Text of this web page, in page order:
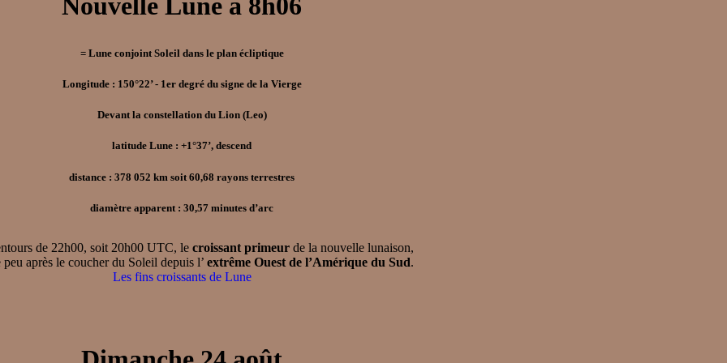
= Lune conjoint Soleil dans le plan écliptique
Longitude : 150°22’ - 1er degré du signe de la Vierge
Devant la constellation du Lion (Leo)
latitude Lune : +1°37’, descend
distance : 378 052 km soit 60,68 rayons terrestres
diamètre apparent : 30,57 minutes d’arc
de 22h00, soit 20h00 UTC, le croissant primeurde la nouvelle lunaison,
après le coucher du Soleil depuis l’ extrême Ouest de l’Amérique du Sud.
Les fins croissants de Lune